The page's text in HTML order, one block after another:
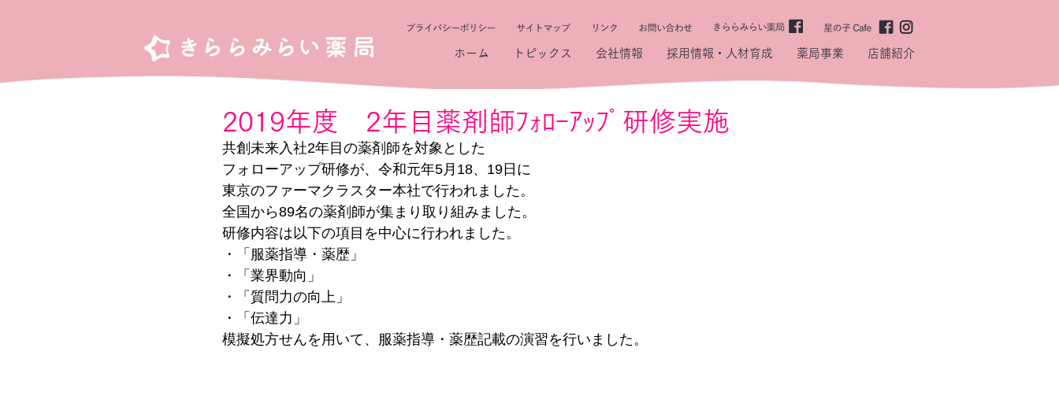
ホーム トピックス 会社情報 採用情報・人材育成 薬局事業 店舗紹介
2019年度 2年目薬剤師ﾌｫﾛｰｱｯﾌﾟ研修実施
共創未来入社2年目の薬剤師を対象とした
フォローアップ研修が、令和元年5月18、19日に
東京のファーマクラスター本社で行われました。
全国から89名の薬剤師が集まり取り組みました。
研修内容は以下の項目を中心に行われました。
・「服薬指導・薬歴」
・「業界動向」
・「質問力の向上」
・「伝達力」
模擬処方せんを用いて、服薬指導・薬歴記載の演習を行いました。